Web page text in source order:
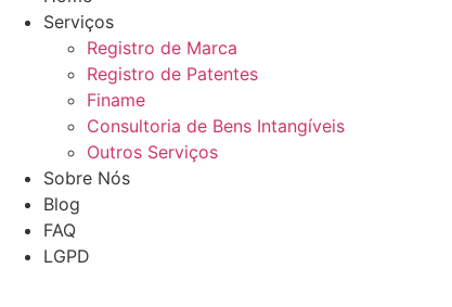
Serviços
Registro de Marca
Registro de Patentes
Finame
Consultoria de Bens Intangíveis
Outros Serviços
Sobre Nós
Blog
FAQ
LGPD